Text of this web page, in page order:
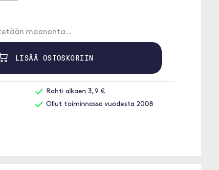
maananta..
LISÄÄ OSTOSKORIIN
Rahti alkaen 3,9 €
Ollut toiminnassa vuodesta 2008